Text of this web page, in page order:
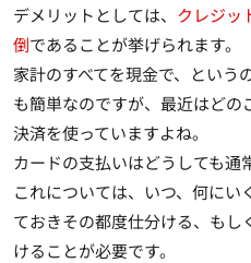
デメリットとしては、 クレジッ
倒であることが挙げられます。
家計のすべてを現金で、という
も簡単なのですが、最近はどの
決済を使っていますよね。
カードの支払いはどうしても通
これについては、 いつ、何にい
ておきその都度仕分ける、も
けることが必要です。